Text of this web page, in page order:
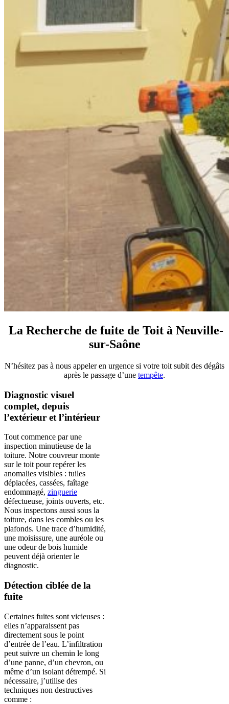
La Recherche de fuite de Toit à Neuville-
sur-Saône
N’hésitez pas à nous appeler en urgence si votre toit subit des dégâts
après le passage d’une tempête.
Diagnostic visuel
complet, depuis
l’extérieur et l’intérieur
Tout commence par une
inspection minutieuse de la
toiture. Notre couvreur monte
sur le toit pour repérer les
anomalies visibles : tuiles
déplacées, cassées, faîtage
endommagé, zinguerie
défectueuse, joints ouverts, etc.
Nous inspectons aussi sous la
toiture, dans les combles ou les
plafonds. Une trace d’humidité,
une moisissure, une auréole ou
une odeur de bois humide
peuvent déjà orienter le
diagnostic.
Détection ciblée de la
fuite
Certaines fuites sont vicieuses :
elles n’apparaissent pas
directement sous le point
d’entrée de l’eau. L’infiltration
peut suivre un chemin le long
d’une panne, d’un chevron, ou
même d’un isolant détrempé. Si
nécessaire, j’utilise des
techniques non destructives
comme :